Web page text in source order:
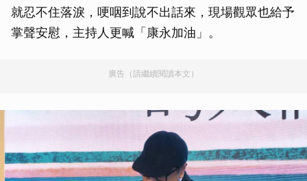
就忍不住落淚，哽咽到說不出話來，現場觀眾也給予
掌聲安慰，主持人更喊「康永加油」。
廣告（請繼續閱讀本文）